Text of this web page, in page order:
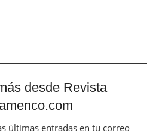
desde Revista
últimas entradas en tu correo